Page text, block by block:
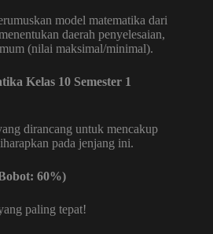
model matematika dari
daerah penyelesaian,
(nilai maksimal/minimal).
Kelas 10 Semester 1
dirancang untuk mencakup
pada jenjang ini.
60%)
paling tepat!